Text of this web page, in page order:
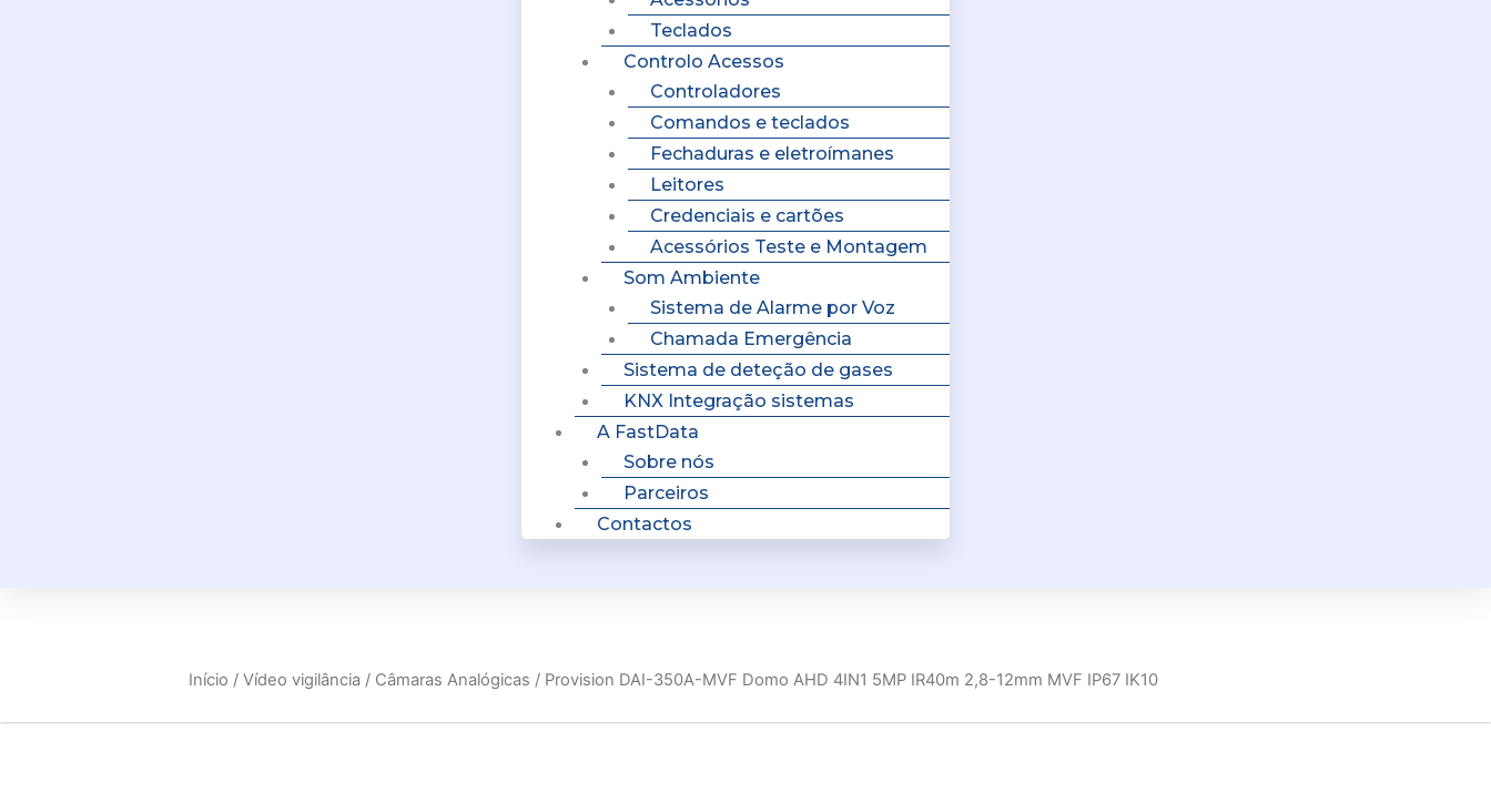
Teclados
Controlo Acessos
Controladores
Comandos e teclados
Fechaduras e eletroímanes
Leitores
Credenciais e cartões
Acessórios Teste e Montagem
Som Ambiente
Sistema de Alarme por Voz
Chamada Emergência
Sistema de deteção de gases
KNX Integração sistemas
A FastData
Sobre nós
Parceiros
Contactos
Início / Vídeo vigilância / Câmaras Analógicas / Provision DAI-350A-MVF Domo AHD 4IN1 5MP IR40m 2,8-12mm MVF IP67 IK10